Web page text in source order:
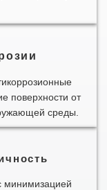
поверхности от
среды.
минимизацией